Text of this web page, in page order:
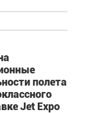
полета
Jet Expo